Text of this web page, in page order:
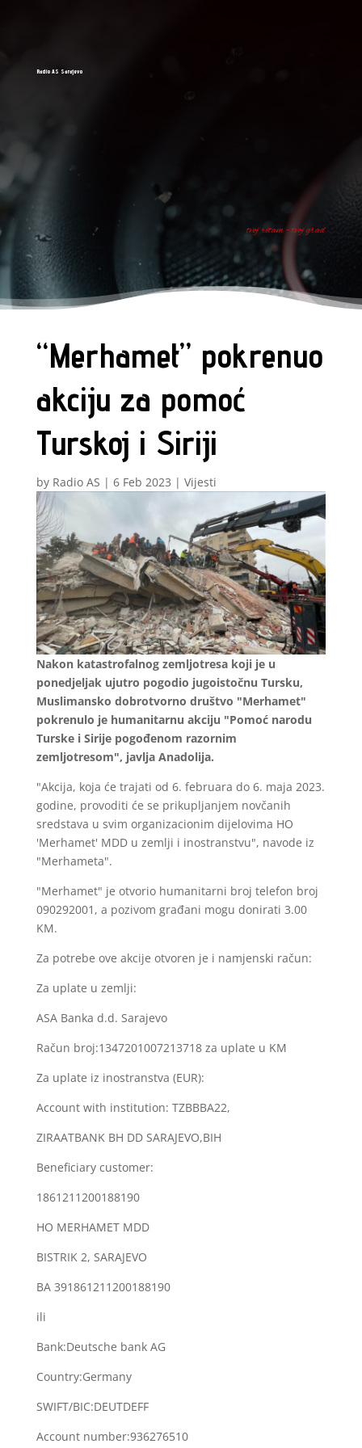
Radio AS Sarajevo
tvoj ritam - tvoj grad
“Merhamet” pokrenuo
akciju za pomoć
Turskoj i Siriji
by Radio AS | 6 Feb 2023 | Vijesti
Nakon katastrofalnog zemljotresa koji je u
ponedjeljak ujutro pogodio jugoistočnu Tursku,
Muslimansko dobrotvorno društvo "Merhamet"
pokrenulo je humanitarnu akciju "Pomoć narodu
Turske i Sirije pogođenom razornim
zemljotresom", javlja Anadolija.
"Akcija, koja će trajati od 6. februara do 6. maja 2023.
godine, provoditi će se prikupljanjem novčanih
sredstava u svim organizacionim dijelovima HO
'Merhamet' MDD u zemlji i inostranstvu", navode iz
"Merhameta".
"Merhamet" je otvorio humanitarni broj telefon broj
090292001, a pozivom građani mogu donirati 3.00
KM.
Za potrebe ove akcije otvoren je i namjenski račun:
Za uplate u zemlji:
ASA Banka d.d. Sarajevo
Račun broj:1347201007213718 za uplate u KM
Za uplate iz inostranstva (EUR):
Account with institution: TZBBBA22,
ZIRAATBANK BH DD SARAJEVO,BIH
Beneficiary customer:
1861211200188190
HO MERHAMET MDD
BISTRIK 2, SARAJEVO
BA 391861211200188190
ili
Bank:Deutsche bank AG
Country:Germany
SWIFT/BIC:DEUTDEFF
Account number:936276510